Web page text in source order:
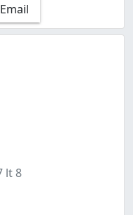
Email
lt 8